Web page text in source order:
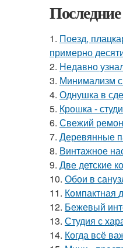
1. Поезд,
примерно
2. Недавно
3. Минимализм
4. Однушка в
5. Крошка -
6. Свежий
7. Деревянные
8. Винтажное
9. Две детские
10. Обои в
11. Компактная
12. Бежевый
13. Студия с
14. Когда всё